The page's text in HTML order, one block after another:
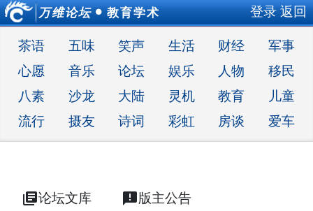
万维论坛 ● 教育学术 登录 返回
茶语 五味 笑声 生活 财经
军事
心愿
音乐 论坛 娱乐 人物
移民
八素
沙龙 大陆 灵机 教育
儿童
流行
摄友 诗词 彩虹 房谈 爱车
library_books论坛文库 announcement版主公告